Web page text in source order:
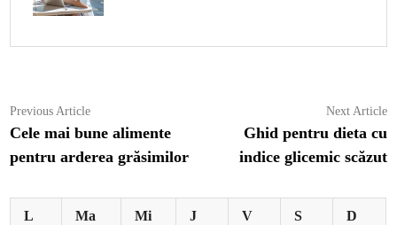
Navigare
în
articole
Previous ArticlePrevious
article:
Cele mai bune alimente
pentru arderea grăsimilor
Next Article
Ghid pentru dieta cu
indice glicemic scăzut
L Ma Mi J V S D